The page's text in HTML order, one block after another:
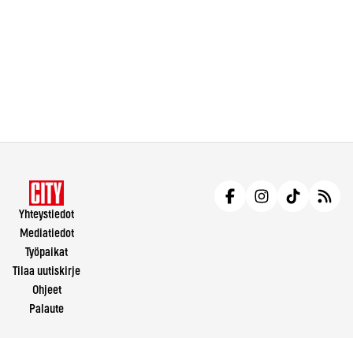
Yhteystiedot
Mediatiedot
Työpaikat
Tilaa uutiskirje
Ohjeet
Palaute